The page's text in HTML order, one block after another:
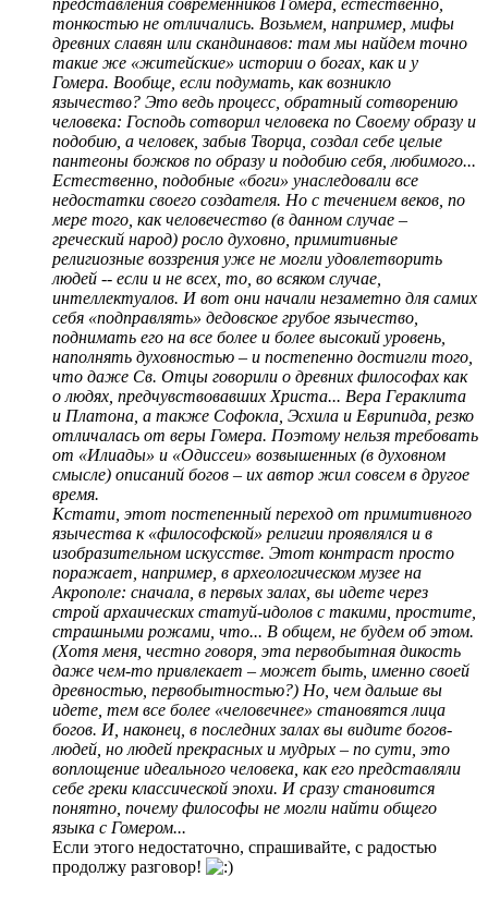
тонкостью не отличались. Возьмем, например, мифы
древних славян или скандинавов: там мы найдем точно
такие же «житейские» истории о богах, как и у
Гомера. Вообще, если подумать, как возникло
язычество? Это ведь процесс, обратный сотворению
человека: Господь сотворил человека по Своему образу и
подобию, а человек, забыв Творца, создал себе целые
пантеоны божков по образу и подобию себя, любимого...
Естественно, подобные «боги» унаследовали все
недостатки своего создателя. Но с течением веков, по
мере того, как человечество (в данном случае –
греческий народ) росло духовно, примитивные
религиозные воззрения уже не могли удовлетворить
людей -- если и не всех, то, во всяком случае,
интеллектуалов. И вот они начали незаметно для самих
себя «подправлять» дедовское грубое язычество,
поднимать его на все более и более высокий уровень,
наполнять духовностью – и постепенно достигли того,
что даже Св. Отцы говорили о древних философах как
о людях, предчувствовавших Христа... Вера Гераклита
и Платона, а также Софокла, Эсхила и Еврипида, резко
отличалась от веры Гомера. Поэтому нельзя требовать
от «Илиады» и «Одиссеи» возвышенных (в духовном
смысле) описаний богов – их автор жил совсем в другое
время.
Кстати, этот постепенный переход от примитивного
язычества к «философской» религии проявлялся и в
изобразительном искусстве. Этот контраст просто
поражает, например, в археологическом музее на
Акрополе: сначала, в первых залах, вы идете через
строй архаических статуй-идолов с такими, простите,
страшными рожами, что... В общем, не будем об этом.
(Хотя меня, честно говоря, эта первобытная дикость
даже чем-то привлекает – может быть, именно своей
древностью, первобытностью?) Но, чем дальше вы
идете, тем все более «человечнее» становятся лица
богов. И, наконец, в последних залах вы видите богов-
людей, но людей прекрасных и мудрых – по сути, это
воплощение идеального человека, как его представляли
себе греки классической эпохи. И сразу становится
понятно, почему философы не могли найти общего
языка с Гомером...
Если этого недостаточно, спрашивайте, с радостью
продолжу разговор!